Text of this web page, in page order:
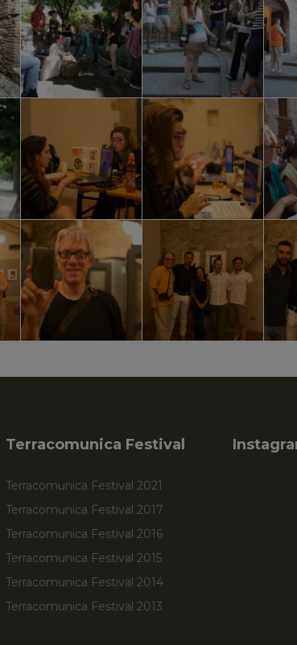
Terracomunica Festival
Terracomunica Festival 2021
Terracomunica Festival 2017
Terracomunica Festival 2016
Terracomunica Festival 2015
Terracomunica Festival 2014
Terracomunica Festival 2013